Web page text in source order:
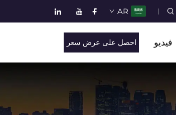
AR
فيديو احصل على عرض سعر